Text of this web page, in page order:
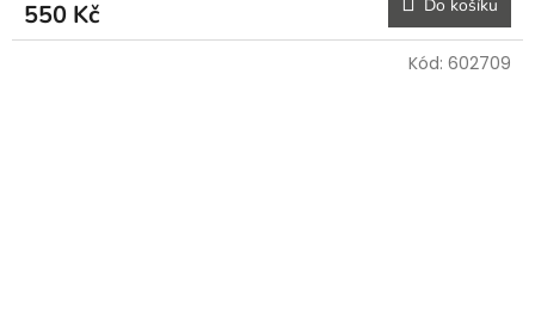
550 Kč Do košíku
Kód: 602709